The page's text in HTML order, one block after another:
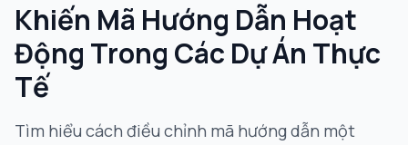
Ghi chú Video AI
Giới thiệu
Khiến Mã Hướng Dẫn Hoạt
Động Trong Các Dự Án Thực
Tế
Tìm hiểu cách điều chỉnh mã hướng dẫn một